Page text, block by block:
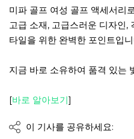
미파 골프 여성 골프 액세서리
고급 소재, 고급스러운 디자인,
타일을 위한 완벽한 포인트입
지금 바로 소유하여 품격 있는
[바로 알아보기]
이 기사를 공유하세요: